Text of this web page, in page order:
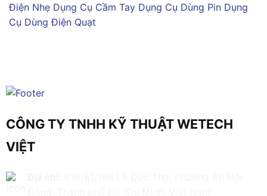
Điện Nhẹ Dụng Cụ Cầm Tay Dụng Cụ Dùng Pin Dụng
Cụ Dùng Điện Quạt
CÔNG TY TNHH KỸ THUẬT WETECH
VIỆT